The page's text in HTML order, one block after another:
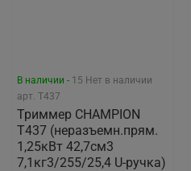
В наличии - 15 Нет в наличии
арт. T437
Триммер CHAMPION
Т437 (неразъемн.прям.
1,25кВт 42,7см3
7,1кг3/255/25,4 U-ручка)